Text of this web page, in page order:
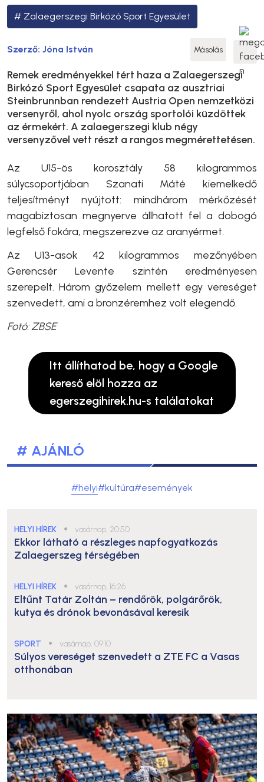
Zalaegerszegi Birkózó Sport Egyesület
Szerző: Jóna István Másolás
Remek eredményekkel tért haza a Zalaegerszegi
Birkózó Sport Egyesület csapata az ausztriai
Steinbrunnban rendezett Austria Open nemzetközi
versenyről, ahol nyolc ország sportolói küzdöttek
az érmekért. A zalaegerszegi klub négy
versenyzővel vett részt a rangos megmérettetésen.
Az U15-ös korosztály 58 kilogrammos
súlycsoportjában Szanati Máté kiemelkedő
teljesítményt nyújtott: mindhárom mérkőzését
magabiztosan megnyerve állhatott fel a dobogó
legfelső fokára, megszerezve az aranyérmet.
Az U13-asok 42 kilogrammos mezőnyében
Gerencsér Levente szintén eredményesen
szerepelt. Három győzelem mellett egy vereséget
szenvedett, ami a bronzéremhez volt elegendő.
Fotó: ZBSE
Itt állíthatod be, hogy a Google
kereső elöl hozza az
egerszegihirek.hu-s találatokat
# AJÁNLÓ
#helyi#kultúra#események
HELYI HÍREK ● vasárnap, 20:50
Ekkor látható a részleges napfogyatkozás
Zalaegerszeg térségében
HELYI HÍREK ● vasárnap, 16:26
Eltűnt Tatár Zoltán – rendőrök, polgárőrök,
kutya és drónok bevonásával keresik
SPORT ● vasárnap, 09:10
Súlyos vereséget szenvedett a ZTE FC a Vasas
otthonában